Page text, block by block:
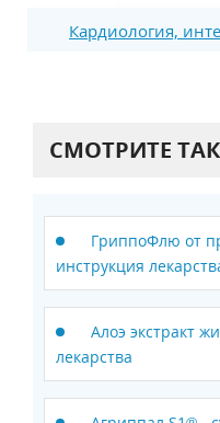
Кардиология,
СМОТРИТЕ
ГриппоФлю от
инструкция
Алоэ экстракт
лекарства